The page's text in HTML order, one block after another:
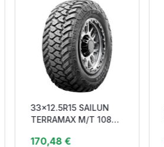
33x12.5R15 SAILUN
TERRAMAX M/T 108Q
170,48 €